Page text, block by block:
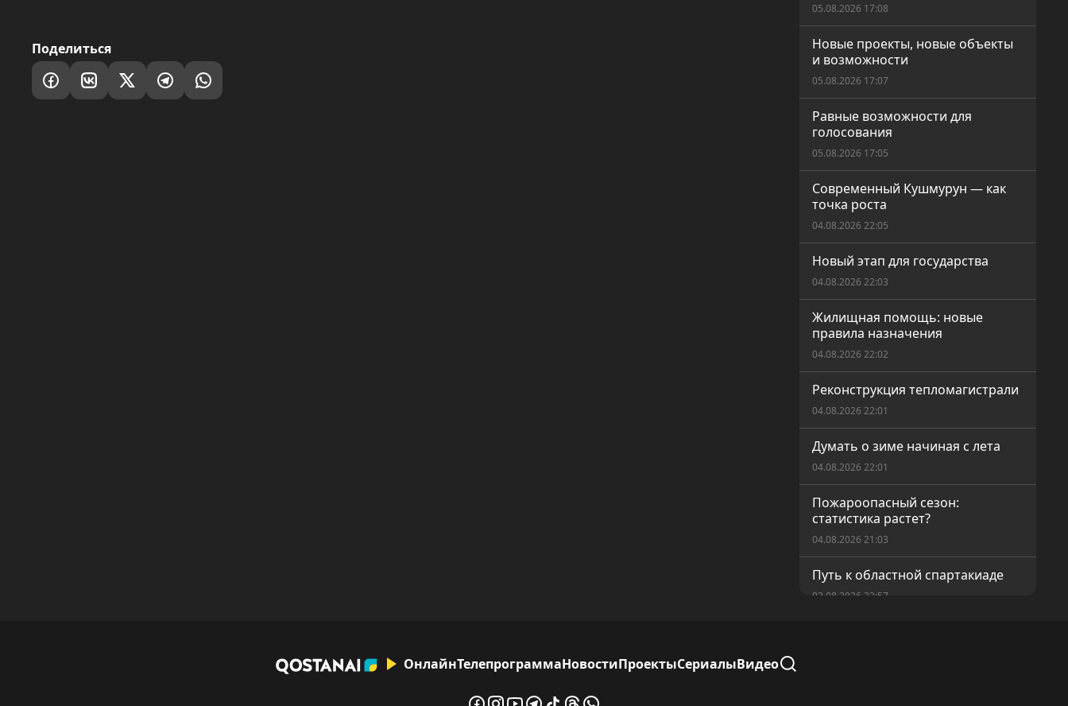
Поделиться
05.08.2026 17:08
Новые проекты, новые объекты
и возможности
05.08.2026 17:07
Равные возможности для
голосования
05.08.2026 17:05
Современный Кушмурун — как
точка роста
04.08.2026 22:05
Новый этап для государства
04.08.2026 22:03
Жилищная помощь: новые
правила назначения
04.08.2026 22:02
Реконструкция тепломагистрали
04.08.2026 22:01
Думать о зиме начиная с лета
04.08.2026 22:01
Пожароопасный сезон:
статистика растет?
04.08.2026 21:03
Путь к областной спартакиаде
03.08.2026 22:57
ОнлайнТелепрограммаНовостиПроектыСериалыВидео